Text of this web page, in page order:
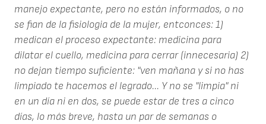
manejo expectante, pero no están informados, o no
se fian de la fisiologia de la mujer, entconces: 1)
medican el proceso expectante: medicina para
dilatar el cuello, medicina para cerrar (innecesaria) 2)
no dejan tiempo suficiente: "ven mañana y si no has
limpiado te hacemos el legrado... Y no se "limpia" ni
en un día ni en dos, se puede estar de tres a cinco
días, lo más breve, hasta un par de semanas o